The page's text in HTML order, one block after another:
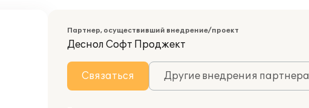
Партнер, осуществивший внедрение/проект
Деснол Софт Проджект
Связаться Другие внедрения партнера